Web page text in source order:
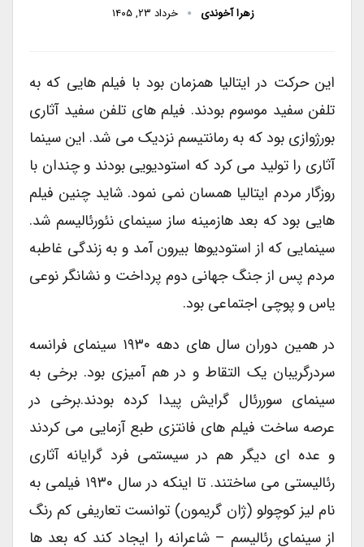
زهرا آخوندی خرداد ۲۳, ۱۴۰۵
این حرکت در ایتالیا همزمان بود با فیلم هایی که به
تلفن سفید موسوم بودند. فیلم های تلفن سفید آثاری
بورژوازی بود که به رمانتیسم نزدیک می شد. این سینما
آثاری را تولید می کرد که استودیویی بودند و چندان با
روزگار مردم ایتالیا همسان نمی نمود. شاید چنین فیلم
هایی بود که بعد هازمینه ساز سینمای نئورئالیسم شد.
سینمایی که از استودیوها بیرون آمد و به زندگی غاطبه
مردم پس از جنگ جهانی دوم پرداخت و نشانگر نوعی
یاس و پوچی اجتماعی بود.
در همین دوران سال های دهه ۱۹۳۰ سینمای فرانسه
سردرگریبان یک التقاط و در هم آمیزی بود. برخی به
سینمای سوررئال گرایش پیدا کرده بودند.برخی در
عرصه ساخت فیلم های فانتزی طبع آزمایی می کردند
و عده ای دیگر هم در سیستمی فرد گرایانه آثاری
رئالیستی می ساختند. تا اینکه در سال ۱۹۳۰ فیلمی به
نام لیز کوچولو (ژان گریمون) توانست تعاریفی کم رنگ
از سینمای رئالیسم – شاعرانه را ایجاد کند که بعد ها